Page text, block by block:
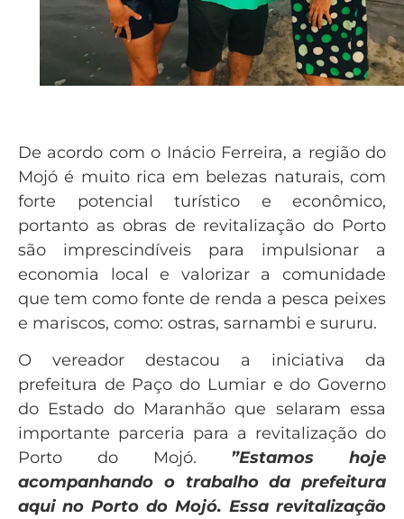
De acordo com o Inácio Ferreira, a região do
Mojó é muito rica em belezas naturais, com
forte potencial turístico e econômico,
portanto as obras de revitalização do Porto
são imprescindíveis para impulsionar a
economia local e valorizar a comunidade
que tem como fonte de renda a pesca peixes
e mariscos, como: ostras, sarnambi e sururu.
O vereador destacou a iniciativa da
prefeitura de Paço do Lumiar e do Governo
do Estado do Maranhão que selaram essa
importante parceria para a revitalização do
Porto do Mojó. ”Estamos hoje
acompanhando o trabalho da prefeitura
aqui no Porto do Mojó. Essa revitalização